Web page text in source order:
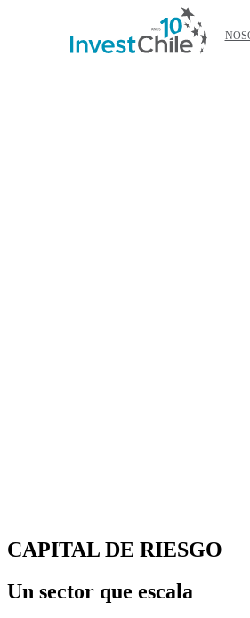
CAPITAL DE RIESGO
Un sector que escala